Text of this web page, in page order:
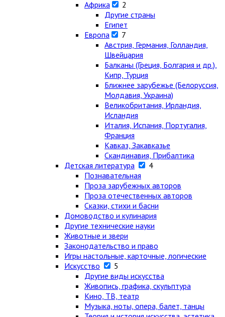
Африка
2
Другие страны
Египет
Европа
7
Австрия, Германия, Голландия,
Швейцария
Балканы (Греция, Болгария и др.),
Кипр, Турция
Ближнее зарубежье (Белоруссия,
Молдавия, Украина)
Великобритания, Ирландия,
Исландия
Италия, Испания, Португалия,
Франция
Кавказ, Закавказье
Скандинавия, Прибалтика
Детская литература
4
Познавательная
Проза зарубежных авторов
Проза отечественных авторов
Сказки, стихи и басни
Домоводство и кулинария
Другие технические науки
Животные и звери
Законодательство и право
Игры настольные, карточные, логические
Искусство
5
Другие виды искусства
Живопись, графика, скульптура
Кино, ТВ, театр
Музыка, ноты, опера, балет, танцы